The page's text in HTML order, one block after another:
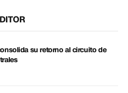
su retorno al circuito de